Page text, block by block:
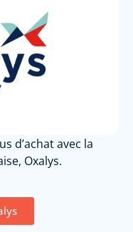
d’achat avec la
Oxalys.